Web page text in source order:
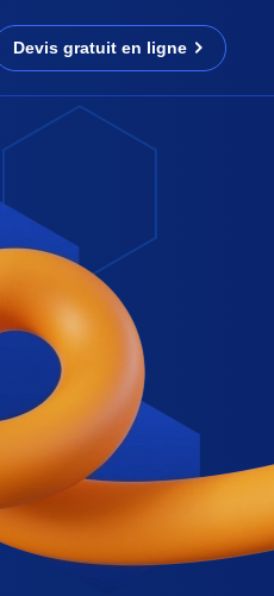
Devis gratuit en ligne